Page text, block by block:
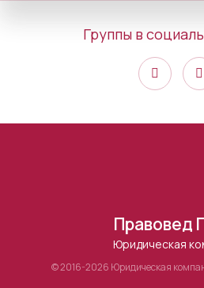
Группы в
Правовед
Юридическая
© 2016-2026 Юридическая